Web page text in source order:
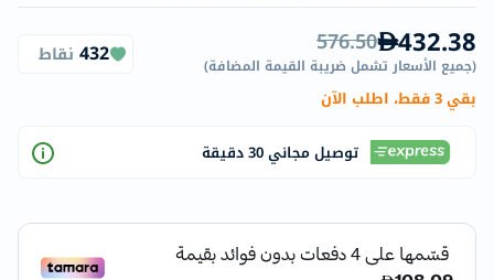
432.38
576.50
(جميع الأسعار تشمل ضريبة القيمة المضافة)
432 نقاط
بقي 3 فقط، اطلب الآن
توصيل مجاني 30 دقيقة